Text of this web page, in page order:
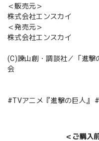
＜販売元＞
株式会社エンスカイ
＜発売元＞
株式会社エンスカイ
(C)諫山創・調談社／「進撃
会
#TVアニメ『進撃の巨人』
＜ご購入